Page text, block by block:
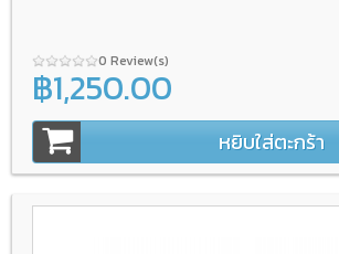
0 Review(s)
฿1,250.00
หยิบใส่ตะกร้า